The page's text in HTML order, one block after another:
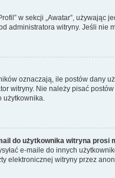
w sekcji „Awatar”,
administratora witryny. Jeśli nie
oznaczają, ile postów dany
witryny. Nie należy pisać
do użytkownika witryna prosi
e-maile do innych
elektronicznej witryny przez